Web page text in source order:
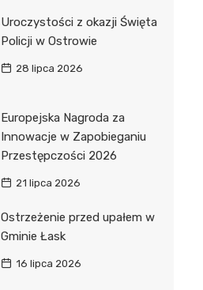
Uroczystości z okazji Święta
Policji w Ostrowie
28 lipca 2026
Europejska Nagroda za
Innowacje w Zapobieganiu
Przestępczości 2026
21 lipca 2026
Ostrzeżenie przed upałem w
Gminie Łask
16 lipca 2026